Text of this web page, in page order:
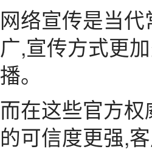
网络宣传是当
广,宣传方式更
播。
而在这些官方
的可信度更强,